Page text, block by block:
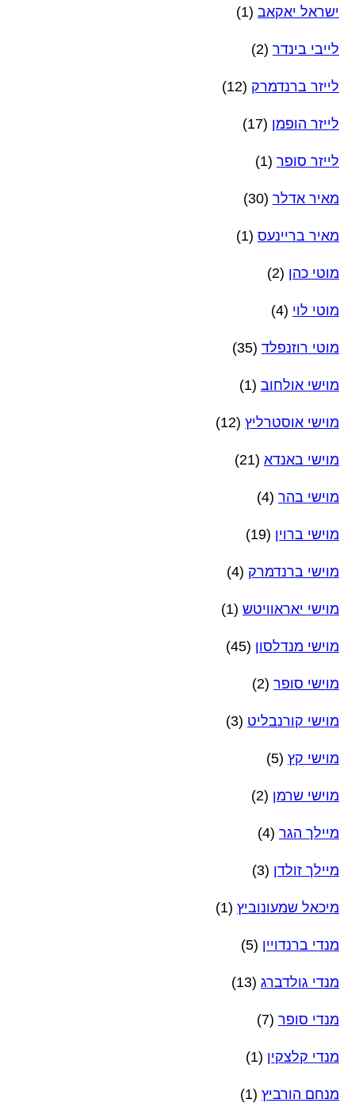
ישראל יאקאב (1)
לייבי בינדר (2)
לייזר ברנדמרק (12)
לייזר הופמן (17)
לייזר סופר (1)
מאיר אדלר (30)
מאיר בריינעס (1)
מוטי כהן (2)
מוטי לוי (4)
מוטי רוזנפלד (35)
מוישי אולחוב (1)
מוישי אוסטרליץ (12)
מוישי באנדא (21)
מוישי בהר (4)
מוישי ברוין (19)
מוישי ברנדמרק (4)
מוישי יאראוויטש (1)
מוישי מנדלסון (45)
מוישי סופר (2)
מוישי קורנבליט (3)
מוישי קץ (5)
מוישי שרמן (2)
מיילך הגר (4)
מיילך זולדן (3)
מיכאל שמעונוביץ (1)
מנדי ברנדויין (5)
מנדי גולדברג (13)
מנדי סופר (7)
מנדי קלצקין (1)
מנחם הורביץ (1)